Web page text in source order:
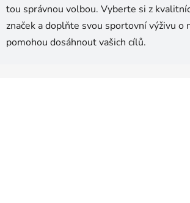
tou správnou volbou. Vyberte si z
značek a doplňte svou sportovní výživu o
pomohou dosáhnout vašich cílů.